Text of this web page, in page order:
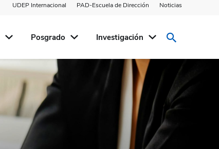
UDEP Internacional PAD-Escuela de Dirección Noticias
Posgrado Investigación